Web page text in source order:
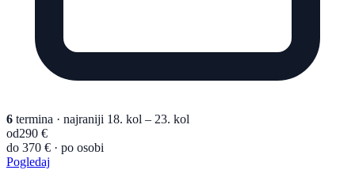
6 termina · najraniji 18. kol – 23. kol
od290 €
do 370 € · po osobi
Pogledaj